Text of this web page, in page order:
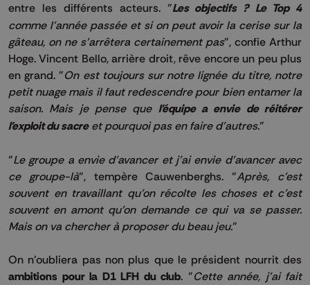
entre les différents acteurs. "Les objectifs ? Le Top 4
comme l'année passée et si on peut avoir la cerise sur la
gâteau, on ne s'arrêtera certainement pas", confie Arthur
Hoge. Vincent Bello, arrière droit, rêve encore un peu plus
en grand. "On est toujours sur notre lignée du titre, notre
petit nuage mais il faut redescendre pour bien entamer la
saison. Mais je pense que l'équipe a envie de réitérer
l'exploit du sacreet pourquoi pas en faire d'autres."
"Le groupe a envie d'avancer et j'ai envie d'avancer avec
ce groupe-là", tempère Cauwenberghs. "Après, c'est
souvent en travaillant qu'on récolte les choses et c'est
souvent en amont qu'on demande ce qui va se passer.
Mais on va chercher à proposer du beau jeu."
On n'oubliera pas non plus que le président nourrit des
ambitions pour la D1 LFH du club. "Cette année, j'ai fait